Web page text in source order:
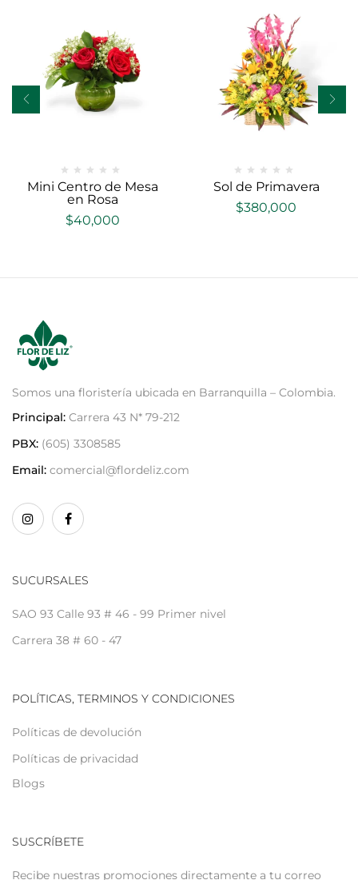
Mini Centro de Mesa
en Rosa
$40,000
Sol de Primavera
$380,000
Somos una floristería ubicada en Barranquilla – Colombia.
Principal: Carrera 43 N* 79-212
PBX: (605) 3308585
Email: comercial@flordeliz.com
SUCURSALES
SAO 93 Calle 93 # 46 - 99 Primer nivel
Carrera 38 # 60 - 47
POLÍTICAS, TERMINOS Y CONDICIONES
Políticas de devolución
Políticas de privacidad
Blogs
SUSCRÍBETE
Recibe nuestras promociones directamente a tu correo